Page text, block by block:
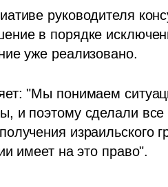
руководителя
в порядке
уже реализовано.
"Мы понимаем
и поэтому сделали все
израильского
имеет на это право".